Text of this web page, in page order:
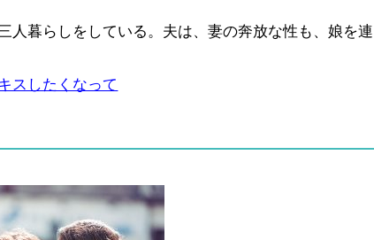
人暮らしをしている。夫は、妻の奔放な性も、娘を連
スしたくなって